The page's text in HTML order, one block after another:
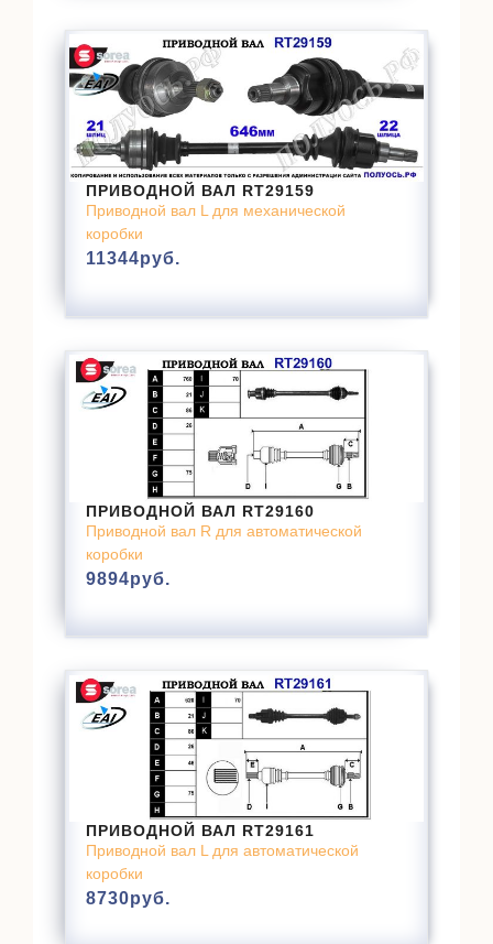
ПРИВОДНОЙ ВАЛ RT29159
Приводной вал L для механической
коробки
11344руб.
ПРИВОДНОЙ ВАЛ RT29160
Приводной вал R для автоматической
коробки
9894руб.
ПРИВОДНОЙ ВАЛ RT29161
Приводной вал L для автоматической
коробки
8730руб.